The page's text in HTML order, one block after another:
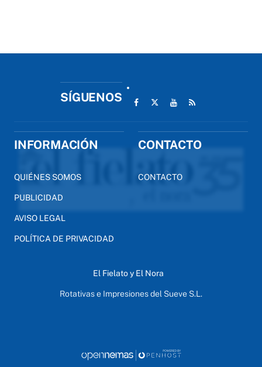
SÍGUENOS
INFORMACIÓN
QUIÉNES SOMOS
PUBLICIDAD
AVISO LEGAL
POLÍTICA DE PRIVACIDAD
CONTACTO
CONTACTO
El Fielato y El Nora
Rotativas e Impresiones del Sueve S.L.